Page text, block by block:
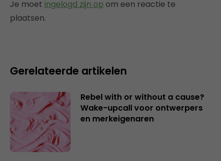
Je moet ingelogd zijn op om een reactie te
plaatsen.
Gerelateerde artikelen
Rebel with or without a cause?
Wake-upcall voor ontwerpers
en merkeigenaren